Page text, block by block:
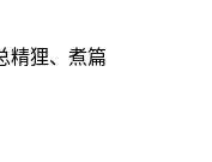
精狸、煮篇